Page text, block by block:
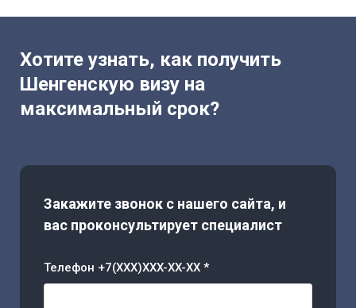
Хотите узнать, как получить
Шенгенскую визу на
максимальный срок?
Закажите звонок с нашего сайта, и
вас проконсультирует специалист
Телефон +7(XXX)XXX-XX-XX *